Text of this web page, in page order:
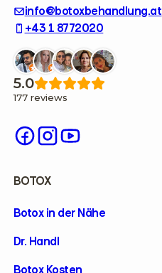
info@botoxbehandlung.at
+43 1 8772020
5.0
177 reviews
BOTOX
Botox in der Nähe
Dr. Handl
Botox Kosten